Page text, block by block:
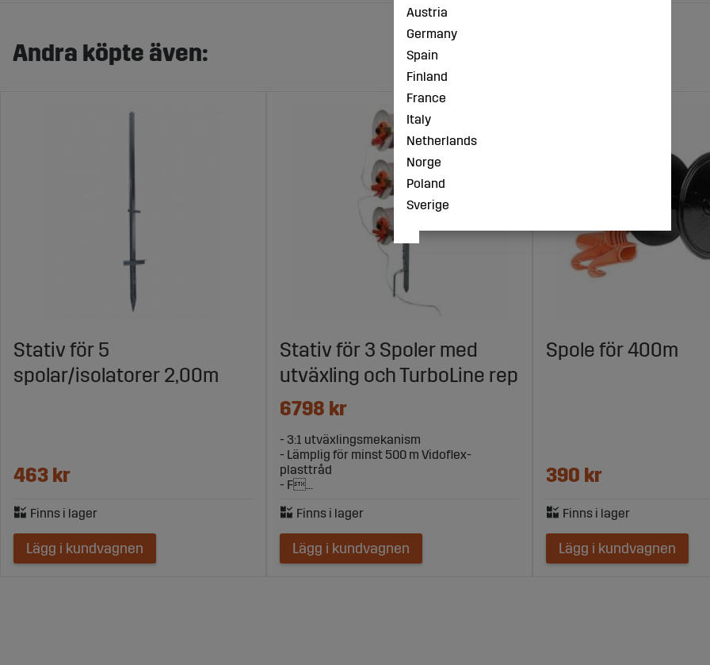
Andra köpte även:
Stativ för 5
spolar/isolatorer 2,00m
463 kr
Lägg i kundvagnen
Stativ för 3 Spoler med
utväxling och TurboLine rep
6798 kr
- 3:1 utväxlingsmekanism
- Lämplig för minst 500 m Vidoflex-
plasttråd
- F...
Lägg i kundvagnen
Spole för 400m
390 kr
Lägg i kundvagnen
Austria
Germany
Spain
Finland
France
Italy
Netherlands
Norge
Poland
Sverige